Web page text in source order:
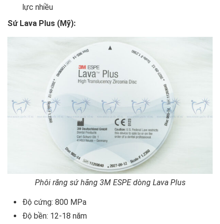
lực nhiều
Sứ Lava Plus (Mỹ):
Phôi răng sứ hãng 3M ESPE dòng Lava Plus
Độ cứng: 800 MPa
Độ bền: 12-18 năm